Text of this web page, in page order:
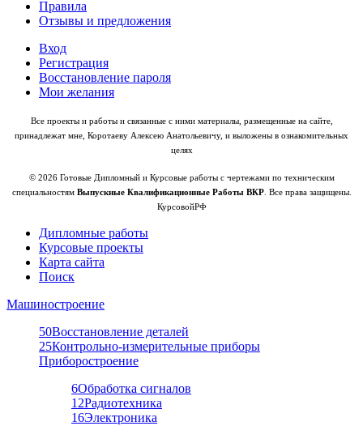
Правила
Отзывы и предложения
Вход
Регистрация
Восстановление пароля
Мои желания
Все проекты и работы и связанные с ними материалы, размещенные на сайте,
принадлежат мне, Коротаеву Алексею Анатольевичу, и выложены в ознакомительных
целях
© 2026 Готовые Дипломный и Курсовые работы с чертежами по техническим
специальностям Выпускные Квалификационные Работы ВКР. Все права защищены.
КурсовойРФ
Дипломные работы
Курсовые проекты
Карта сайта
Поиск
Машиностроение
50Восстановление деталей
25Контрольно-измерительные приборы
Приборостроение
6Обработка сигналов
12Радиотехника
16Электроника